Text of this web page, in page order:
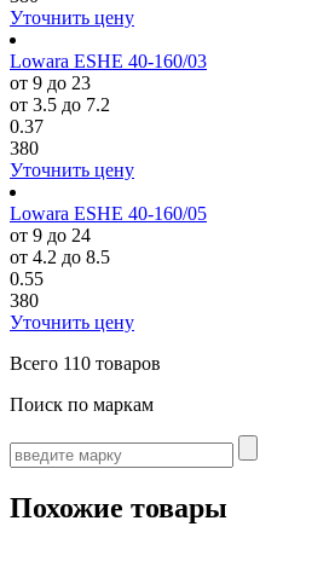
Уточнить цену
Lowara ESHE 40-160/03
от 9 до 23
от 3.5 до 7.2
0.37
380
Уточнить цену
Lowara ESHE 40-160/05
от 9 до 24
от 4.2 до 8.5
0.55
380
Уточнить цену
Всего 110 товаров
Поиск по маркам
Похожие товары